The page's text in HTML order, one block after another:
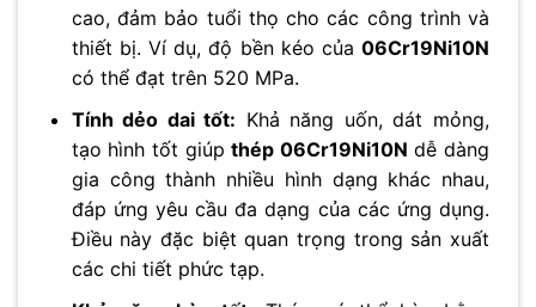
cao, đảm bảo tuổi thọ cho các công trình và
thiết bị. Ví dụ, độ bền kéo của 06Cr19Ni10N
có thể đạt trên 520 MPa.
Tính dẻo dai tốt: Khả năng uốn, dát mỏng,
tạo hình tốt giúpthép 06Cr19Ni10N dễ dàng
gia công thành nhiều hình dạng khác nhau,
đáp ứng yêu cầu đa dạng của các ứng dụng.
Điều này đặc biệt quan trọng trong sản xuất
các chi tiết phức tạp.